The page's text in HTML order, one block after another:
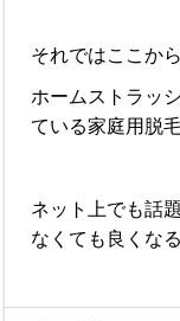
それではここか
ホームストラッ
ている家庭用脱毛
ネット上でも話
なくても良くな